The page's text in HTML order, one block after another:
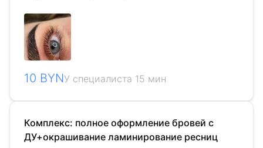
10 BYNУ специалиста 15 мин
Комплекс: полное оформление бровей с
ДУ+окрашивание ламинирование ресниц